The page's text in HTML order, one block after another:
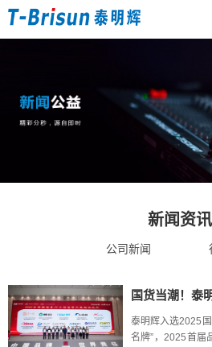
新闻资讯
公司新闻
国货当潮！泰
入选品牌
泰明辉入选2025
名牌”，2025首届